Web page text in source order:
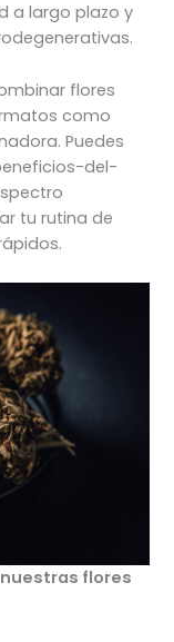
a largo plazo y
flores
como
Puedes
del-
tu rutina de
flores